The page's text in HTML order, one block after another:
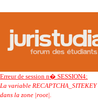
Erreur de session n� SESSION4:
La variable
dans la zone |root|.